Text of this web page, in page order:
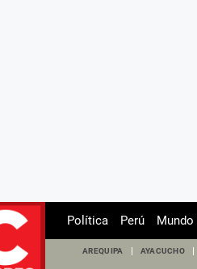
Política Perú Mundo
AREQUIPA AYACUCHO